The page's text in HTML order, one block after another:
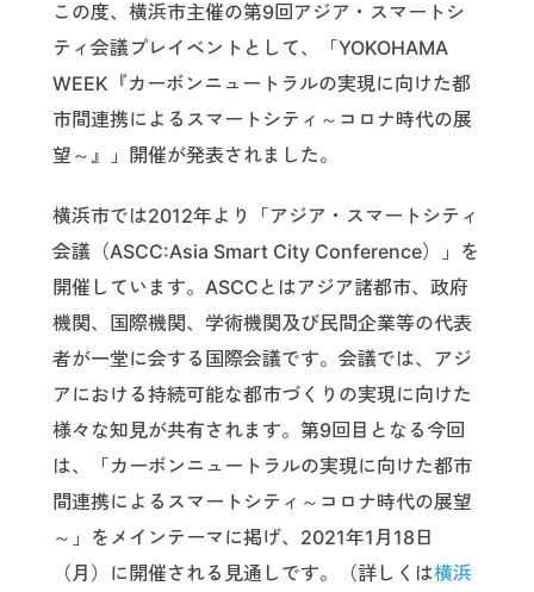
この度、横浜市主催の第9回アジア・スマートシ
ティ会議プレイベントとして、「YOKOHAMA
WEEK『カーボンニュートラルの実現に向けた都
市間連携によるスマートシティ～コロナ時代の展
望～』」開催が発表されました。
横浜市では2012年より「アジア・スマートシティ
会議（ASCC:Asia Smart City Conference）」を
開催しています。ASCCとはアジア諸都市、政府
機関、国際機関、学術機関及び民間企業等の代表
者が一堂に会する国際会議です。会議では、アジ
アにおける持続可能な都市づくりの実現に向けた
様々な知見が共有されます。第9回目となる今回
は、「カーボンニュートラルの実現に向けた都市
間連携によるスマートシティ～コロナ時代の展望
～」をメインテーマに掲げ、2021年1月18日
（月）に開催される見通しです。（詳しくは横浜